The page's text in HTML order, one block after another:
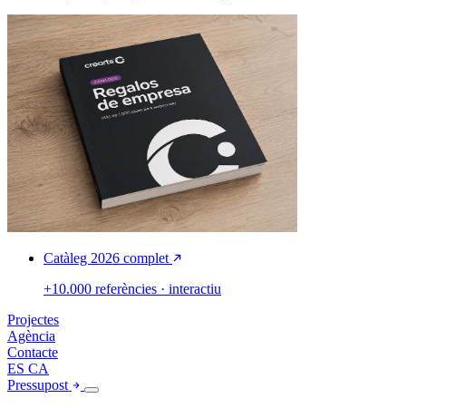
Catàleg 2026 complet
+10.000 referències · interactiu
Projectes
Agència
Contacte
ES CA
Pressupost